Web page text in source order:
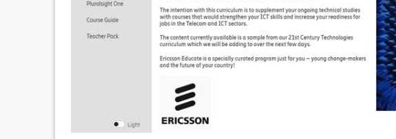
peuvent désormais bénéficier
Promotion inwi: L'illimité vers les réseaux sociaux
avec *6
A l'instar de Maroc Telecom et Orange, inwi fait
bénéficier ses clients prépayés d'un accès à
certains réseaux sociaux. A 5 Dh, le client aura
droit à 100 Mo valables vers WhatsApp,